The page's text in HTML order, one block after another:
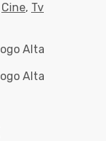
Cine, Tv